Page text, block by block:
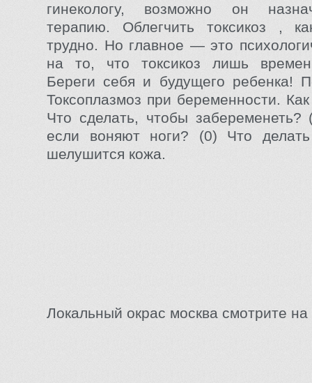
гинекологу, возможно он
терапию. Облегчить токсикоз ,
трудно. Но главное — это
на то, что токсикоз лишь
Береги себя и будущего ребенка!
Токсоплазмоз при беременности.
Что сделать, чтобы забеременеть?
если воняют ноги? (0) Что
шелушится кожа.
Локальный окрас москва смотрите на